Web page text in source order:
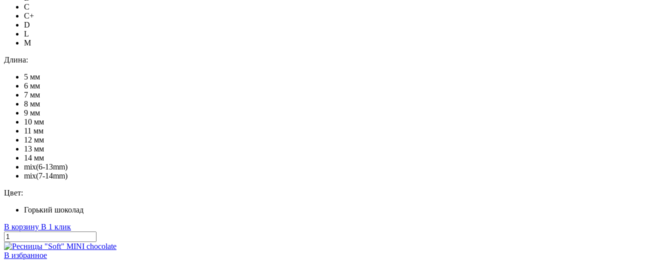
C
C+
D
L
M
Длина:
5 мм
6 мм
7 мм
8 мм
9 мм
10 мм
11 мм
12 мм
13 мм
14 мм
mix(6-13mm)
mix(7-14mm)
Цвет:
Горький шоколад
В корзину В 1 клик
В избранное